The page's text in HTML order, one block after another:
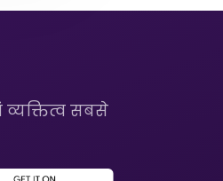
व्यक्तित्व सबसे